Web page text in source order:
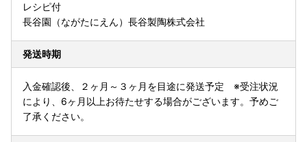
レシピ付
長谷園（ながたにえん）長谷製陶株式会社
発送時期
入金確認後、２ヶ月～３ヶ月を目途に発送予定 ※受注状況
により、6ヶ月以上お待たせする場合がございます。予めご
了承ください。